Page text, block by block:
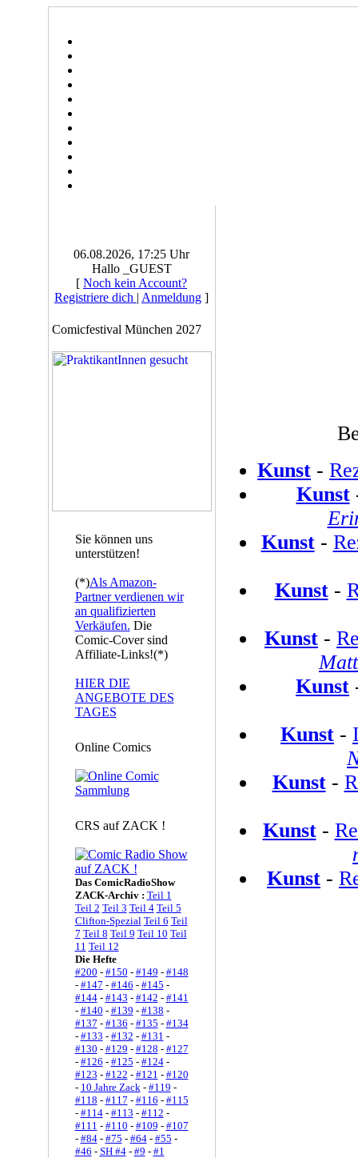
06.08.2026, 17:25 Uhr
Hallo _GUEST
[ Noch kein Account?
Registriere dich | Anmeldung ]
Comicfestival München 2027
Sie können uns
unterstützen!
(*)Als Amazon-
Partner verdienen wir
an qualifizierten
Verkäufen. Die
Comic-Cover sind
Affiliate-Links!(*)
HIER DIE
ANGEBOTE DES
TAGES
Online Comics
CRS auf ZACK !
Das ComicRadioShow
ZACK-Archiv : Teil 1
Teil 2 Teil 3 Teil 4 Teil 5
Clifton-Spezial Teil 6 Teil
7 Teil 8 Teil 9 Teil 10 Teil
11 Teil 12
Die Hefte
#200 - #150 - #149 - #148
- #147 - #146 - #145 -
#144- #143 - #142 - #141
- #140 - #139 - #138 -
#137 - #136 - #135 - #134
- #133 - #132 - #131 -
#130 - #129 - #128 - #127
- #126 - #125 - #124-
#123 - #122 - #121 - #120
- 10 Jahre Zack- #119 -
#118 - #117 - #116 - #115
- #114- #113 - #112 -
#111 - #110 - #109 - #107
- #84- #75 - #64- #55 -
#46 - SH #4- #9 - #1
Kunst -
Kunst
Kunst-
Kunst-
Kunst -
Kunst
Kunst -
Kunst-
Kunst-
Kunst -